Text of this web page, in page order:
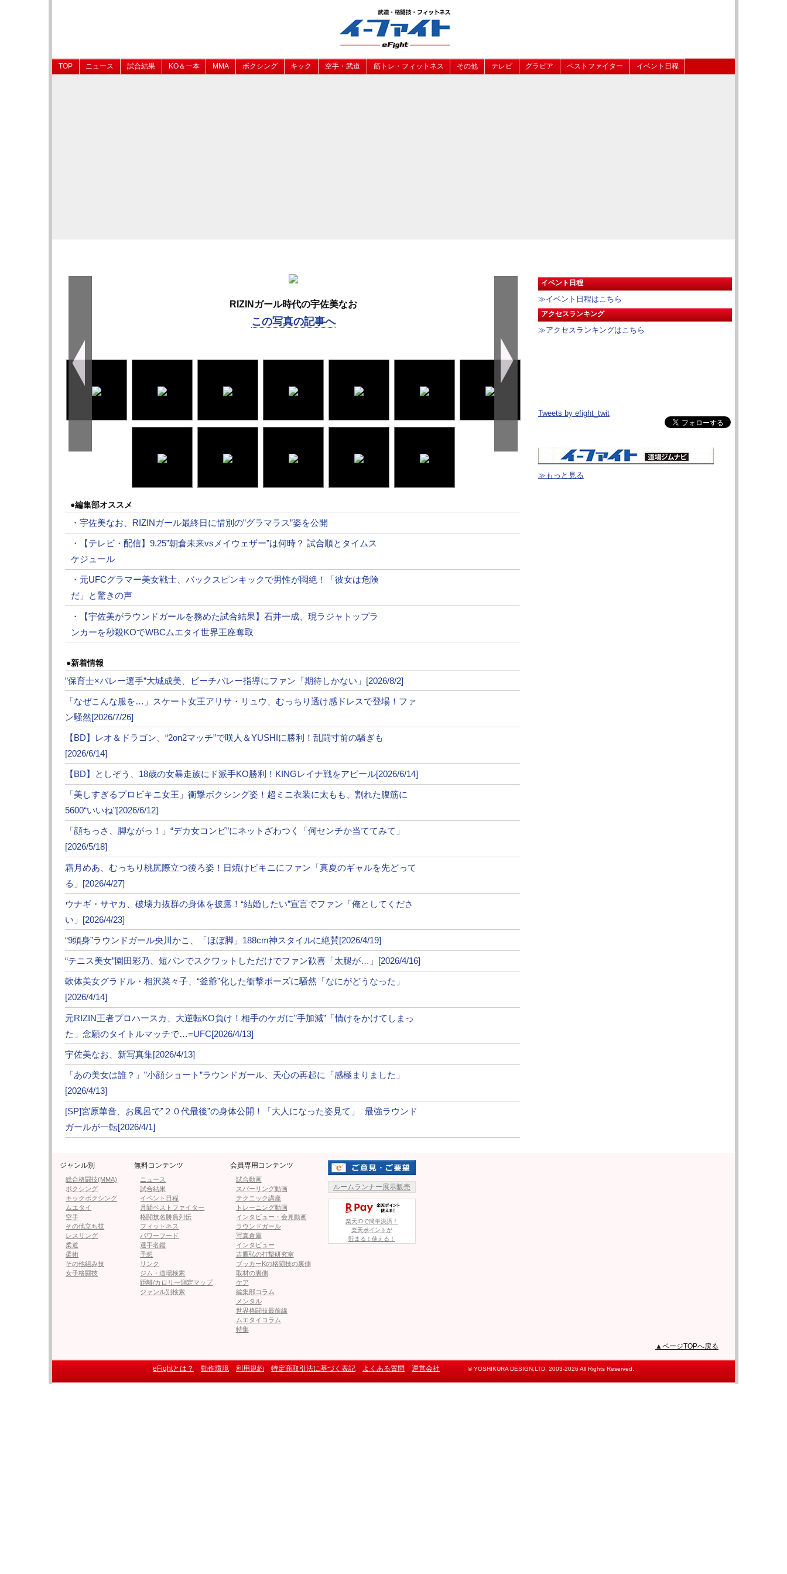
TOP ニュース 試合結果 KO＆一本 MMA ボクシング キック 空手・武道 筋トレ・フィットネス その他 テレビ グラビア ベストファイター イベント日程
RIZINガール時代の宇佐美なお
この写真の記事へ
●編集部オススメ
・宇佐美なお、RIZINガール最終日に惜別の”グラマラス”姿を公開
・【テレビ・配信】9.25”朝倉未来vsメイウェザー”は何時？ 試合順とタイムス
ケジュール
・元UFCグラマー美女戦士、バックスピンキックで男性が悶絶！「彼女は危険
だ」と驚きの声
・【宇佐美がラウンドガールを務めた試合結果】石井一成、現ラジャトップラ
ンカーを秒殺KOでWBCムエタイ世界王座奪取
●新着情報
”保育士×バレー選手”大城成美、ビーチバレー指導にファン「期待しかない」[2026/8/2]
「なぜこんな服を…」スケート女王アリサ・リュウ、むっちり透け感ドレスで登場！ファ
ン騒然[2026/7/26]
【BD】レオ＆ドラゴン、“2on2マッチ”で咲人＆YUSHIに勝利！乱闘寸前の騒ぎも
[2026/6/14]
【BD】としぞう、18歳の女暴走族にド派手KO勝利！KINGレイナ戦をアピール[2026/6/14]
「美しすぎるプロビキニ女王」衝撃ボクシング姿！超ミニ衣装に太もも、割れた腹筋に
5600“いいね”[2026/6/12]
「顔ちっさ、脚ながっ！」“デカ女コンビ”にネットざわつく「何センチか当ててみて」
[2026/5/18]
霜月めあ、むっちり桃尻際立つ後ろ姿！日焼けビキニにファン「真夏のギャルを先どって
る」[2026/4/27]
ウナギ・サヤカ、破壊力抜群の身体を披露！“結婚したい”宣言でファン「俺としてくださ
い」[2026/4/23]
“9頭身”ラウンドガール央川かこ、「ほぼ脚」188cm神スタイルに絶賛[2026/4/19]
“テニス美女”園田彩乃、短パンでスクワットしただけでファン歓喜「太腿が…」[2026/4/16]
軟体美女グラドル・相沢菜々子、“釜爺”化した衝撃ポーズに騒然「なにがどうなった」
[2026/4/14]
元RIZIN王者プロハースカ、大逆転KO負け！相手のケガに”手加減”「情けをかけてしまっ
た」念願のタイトルマッチで…=UFC[2026/4/13]
宇佐美なお、新写真集[2026/4/13]
「あの美女は誰？」”小顔ショート”ラウンドガール、天心の再起に「感極まりました」
[2026/4/13]
[SP]宮原華音、お風呂で”２０代最後”の身体公開！「大人になった姿見て」 最強ラウンド
ガールが一転[2026/4/1]
イベント日程
≫イベント日程はこちら
アクセスランキング
≫アクセスランキングはこちら
Tweets by efight_twit
≫もっと見る
ジャンル別
総合格闘技(MMA)
ボクシング
キックボクシング
ムエタイ
空手
その他立ち技
レスリング
柔道
柔術
その他組み技
女子格闘技
無料コンテンツ
ニュース
試合結果
イベント日程
月間ベストファイター
格闘技名勝負列伝
フィットネス
パワーフード
選手名鑑
予想
リンク
ジム・道場検索
距離/カロリー測定マップ
ジャンル別検索
会員専用コンテンツ
試合動画
スパーリング動画
テクニック講座
トレーニング動画
インタビュー・会見動画
ラウンドガール
写真倉庫
インタビュー
吉鷹弘の打撃研究室
ブッカーKの格闘技の裏側
取材の裏側
ケア
編集部コラム
メンタル
世界格闘技最前線
ムエタイコラム
特集
ルームランナー展示販売
楽天IDで簡単決済！
楽天ポイントが
貯まる！使える！
▲ページTOPへ戻る
eFightとは？ 動作環境 利用規約 特定商取引法に基づく表記 よくある質問 運営会社 © YOSHIKURA DESIGN,LTD. 2003-2026 All Rights Reserved.